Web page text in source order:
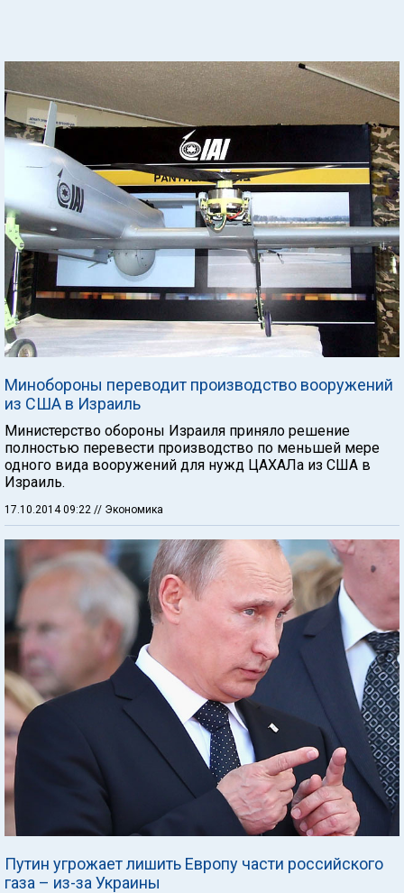
Минобороны переводит производство вооружений
из США в Израиль
Министерство обороны Израиля приняло решение
полностью перевести производство по меньшей мере
одного вида вооружений для нужд ЦАХАЛа из США в
Израиль.
17.10.2014 09:22 // Экономика
Путин угрожает лишить Европу части российского
газа – из-за Украины